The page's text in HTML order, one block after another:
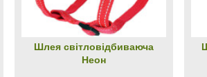
Шлея світловідбиваюча
Неон